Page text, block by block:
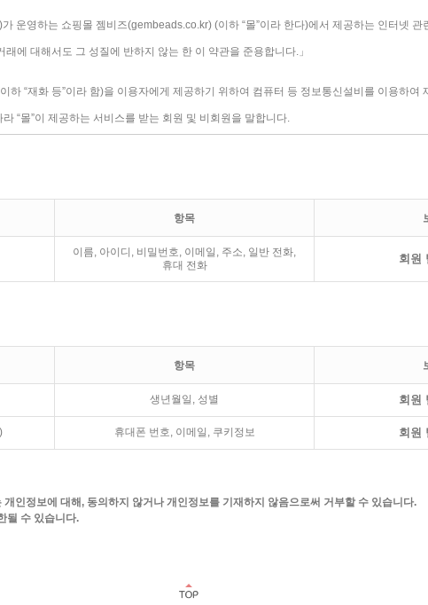
항목
이름, 아이디, 비밀번호, 이메일, 주소, 일반 전화,
휴대 전화
회원
항목
생년월일, 성별 회원
휴대폰 번호, 이메일, 쿠키정보 회원
인정보에 대해, 동의하지 않거나 개인정보를 기재하지 않음으로써 거부할 수 있습니다.
될 수 있습니다.